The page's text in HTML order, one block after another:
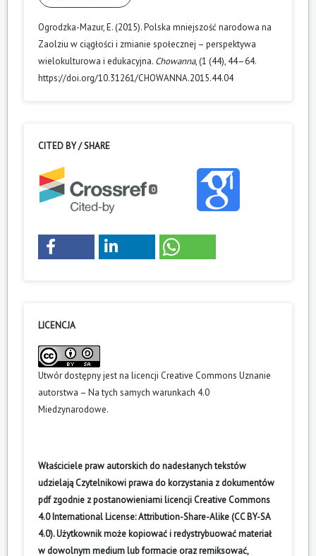
Ogrodzka-Mazur, E. (2015). Polska mniejszość narodowa na
Zaolziu w ciągłości i zmianie społecznej – perspektywa
wielokulturowa i edukacyjna. Chowanna, (1 (44), 44–64.
https://doi.org/10.31261/CHOWANNA.2015.44.04
CITED BY / SHARE
0
LICENCJA
Utwór dostępny jest na licencji Creative Commons Uznanie
autorstwa – Na tych samych warunkach 4.0
Miedzynarodowe.
Właściciele praw autorskich do nadesłanych tekstów
udzielają Czytelnikowi prawa do korzystania z dokumentów
pdf zgodnie z postanowieniami licencji Creative Commons
4.0 International License: Attribution-Share-Alike (CC BY-SA
4.0). Użytkownik może kopiować i redystrybuować materiał
w dowolnym medium lub formacie oraz remiksować,